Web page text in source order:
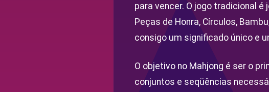
para vencer. O jogo tradicional
Peças de Honra, Círculos,
consigo um significado único e
O objetivo no Mahjong é ser o
conjuntos e seqüências